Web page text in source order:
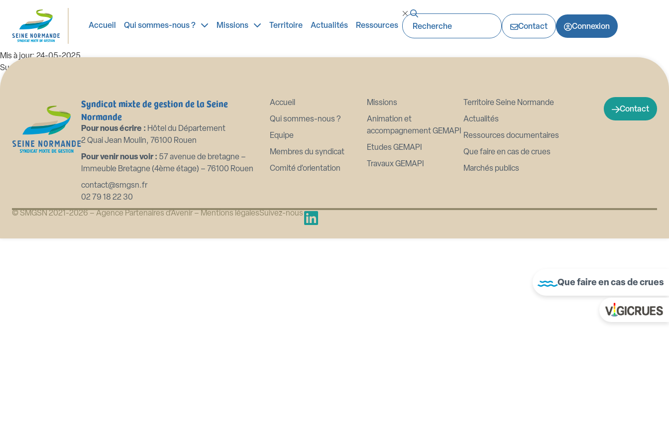
Accueil Qui sommes-nous ? Missions Territoire Actualités Ressources Contact Connexion
2022 03 02 compte administratif 2021
Taille du fichier: 67.49 KB
Créé: 24-05-2025
Mis à jour: 24-05-2025
Succès: 85
Syndicat mixte de gestion de la Seine
Normande
Pour nous écrire : Hôtel du Département
2 Quai Jean Moulin, 76100 Rouen
Pour venir nous voir : 57 avenue de bretagne –
Immeuble Bretagne (4ème étage) – 76100 Rouen
contact@smgsn.fr
02 79 18 22 30
Accueil
Qui sommes-nous ?
Equipe
Membres du syndicat
Comité d’orientation
Missions
Animation et
accompagnement GEMAPI
Etudes GEMAPI
Travaux GEMAPI
Territoire Seine Normande
Actualités
Ressources documentaires
Que faire en cas de crues
Marchés publics
Contact
© SMGSN 2021-2026 – Agence Partenaires d’Avenir – Mentions légalesSuivez-nous
Que faire en cas de crues